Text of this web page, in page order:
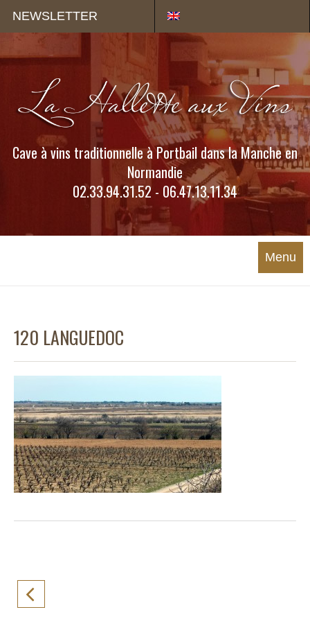
NEWSLETTER
Cave à vins traditionnelle à Portbail dans la Manche en
Normandie
02.33.94.31.52 - 06.47.13.11.34
Menu
120 LANGUEDOC
Panneau de gestion des cookies